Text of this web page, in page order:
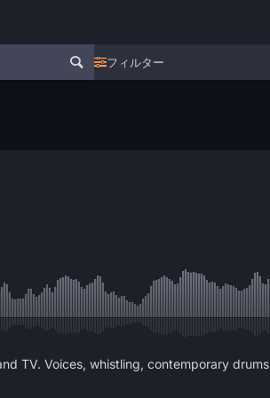
フィルター
TV. Voices, whistling, contemporary drums